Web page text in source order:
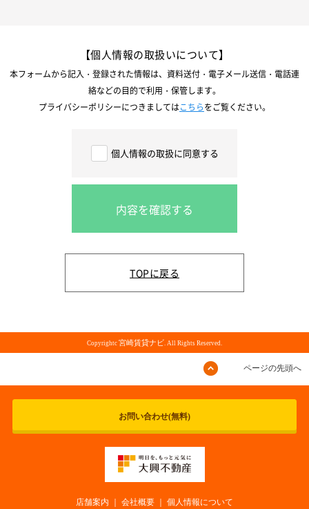
【個人情報の取扱いについて】
本フォームから記入・登録された情報は、資料送付・電子メール送信・電話連
絡などの目的で利用・保管します。
プライバシーポリシーにつきましてはこちらをご覧ください。
個人情報の取扱に同意する
内容を確認する
TOPに戻る
Copyrightc 宮崎賃貸ナビ . All Rights Reserved.
ページの先頭へ
お問い合わせ(無料)
店舗案内 会社概要 個人情報について